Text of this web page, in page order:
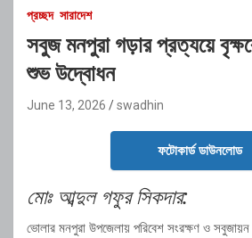
প্রচ্ছদ সারাদেশ
সবুজ মনপুরা গড়ার প্রত্যয়ে
শুভ উদ্বোধন
June 13, 2026 swadhin
ফটোকার্ড ডাউনলোড
মোঃ আব্দুল গফুর সিকদার:
ভোলার মনপুরা উপজেলায় পরিবেশ সংরক্ষণ ও